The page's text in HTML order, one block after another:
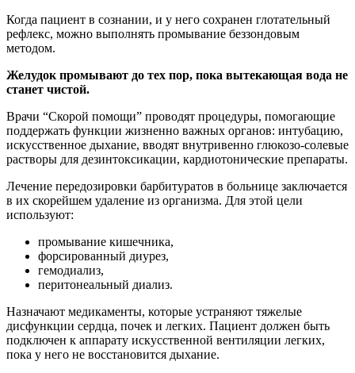
Когда пациент в сознании, и у него сохранен глотательный
рефлекс, можно выполнять промывание беззондовым
методом.
Желудок промывают до тех пор, пока вытекающая вода не
станет чистой.
Врачи “Скорой помощи” проводят процедуры, помогающие
поддержать функции жизненно важных органов: интубацию,
искусственное дыхание, вводят внутривенно глюкозо-солевые
растворы для дезинтоксикации, кардиотонические препараты.
Лечение передозировки барбитуратов в больнице заключается
в их скорейшем удаление из организма. Для этой цели
используют:
промывание кишечника,
форсированный диурез,
гемодиализ,
перитонеальный диализ.
Назначают медикаменты, которые устраняют тяжелые
дисфункции сердца, почек и легких. Пациент должен быть
подключен к аппарату искусственной вентиляции легких,
пока у него не восстановится дыхание.